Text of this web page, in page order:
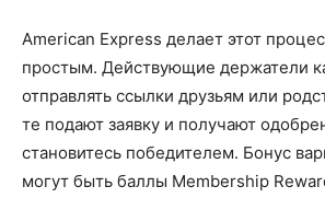
American Express делает этот
простым. Действующие держатели
отправлять ссылки друзьям или
те подают заявку и получают
становитесь победителем. Бонус
могут быть баллы Membership